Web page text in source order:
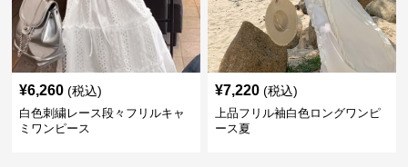
¥6,260 (税込)
白色刺繍レース段々フリルキャ
ミワンピース
¥7,220 (税込)
上品フリル袖白色ロングワンピ
ース夏